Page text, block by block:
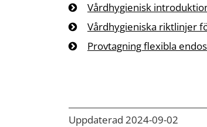
Vårdhygienisk
Vårdhygieniska riktlinjer
Provtagning flexibla
Uppdaterad 2024-09-02